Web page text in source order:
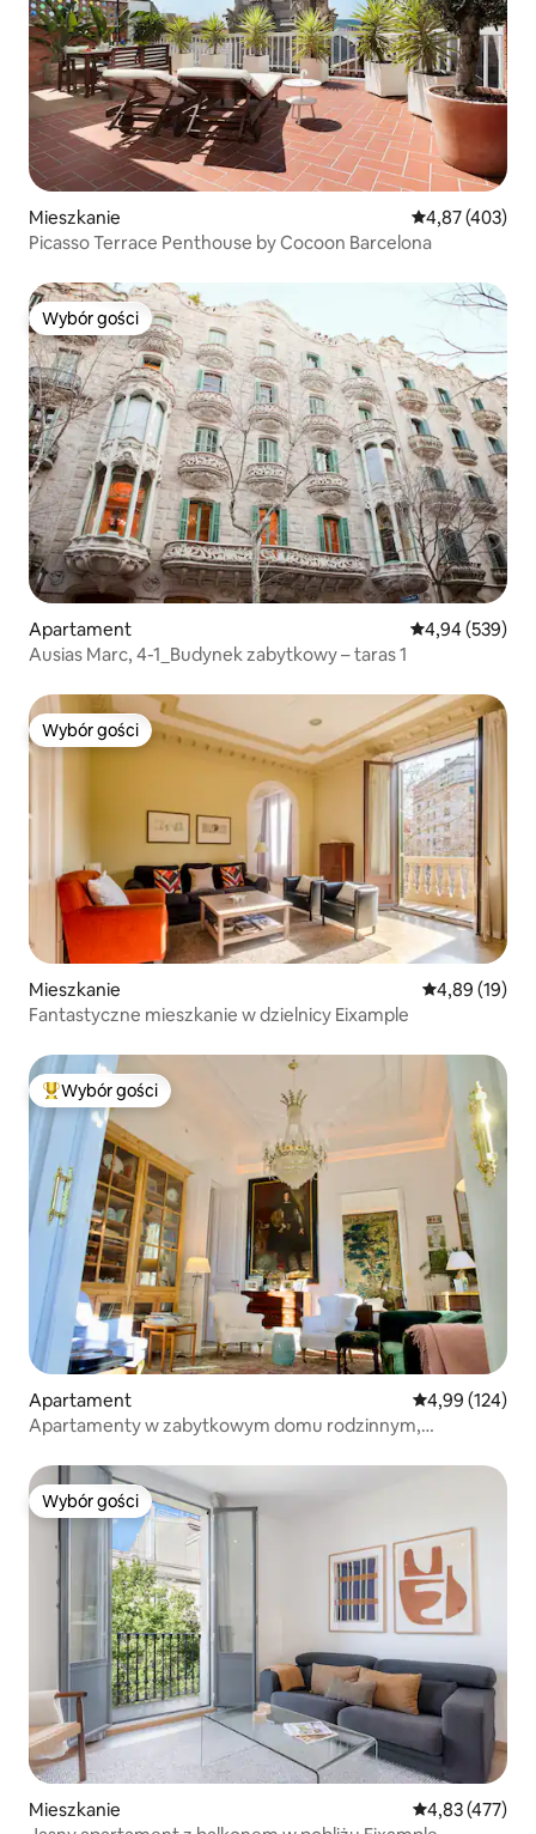
Mieszkanie Średnia
4,87 (403)
Picasso Terrace Penthouse by Cocoon Barcelona
Wybór gości
Wybór gości
Apartament Średnia
4,94 (539)
Ausias Marc, 4-1_Budynek zabytkowy – taras 1
Wybór gości
Wybór gości
Mieszkanie Średnia
4,89 (19)
Fantastyczne mieszkanie w dzielnicy Eixample
Najpopularniejsze z kategorii Wybór gości
Wybór gości
Apartament Średnia
4,99 (124)
Apartamenty w zabytkowym domu rodzinnym,
Wybór gości
Wybór gości
Mieszkanie Średnia
4,83 (477)